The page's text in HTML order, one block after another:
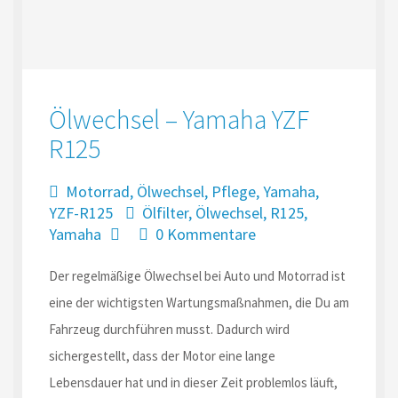
Ölwechsel – Yamaha YZF
R125
Motorrad, Ölwechsel, Pflege,Yamaha,
YZF-R125
Ölfilter, Ölwechsel, R125,
Yamaha
0 Kommentare
Der regelmäßige Ölwechsel bei Auto und Motorrad ist
eine der wichtigsten Wartungsmaßnahmen, die Du am
Fahrzeug durchführen musst. Dadurch wird
sichergestellt, dass der Motor eine lange
Lebensdauer hat und in dieser Zeit problemlos läuft,